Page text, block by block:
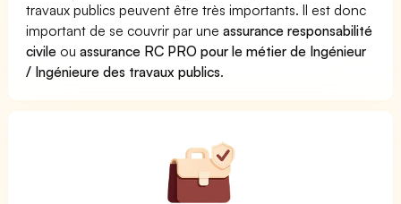
travaux publics peuvent être très importants. Il est donc
important de se couvrir par uneassurance responsabilité
civile ouassurance RC PRO pour le métier de Ingénieur
/ Ingénieure des travaux publics.